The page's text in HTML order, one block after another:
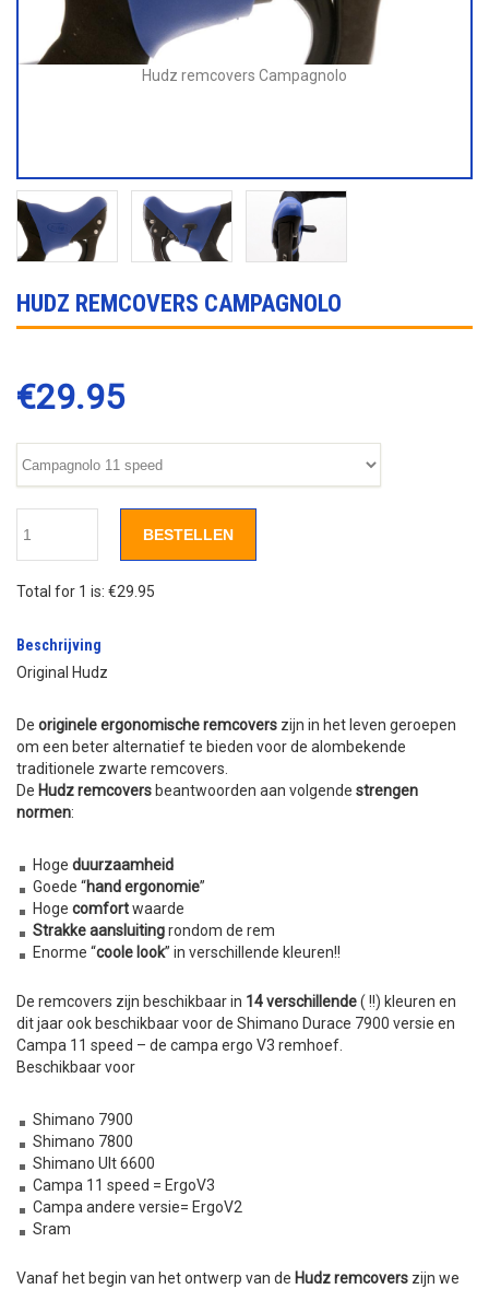
Hudz remcovers Campagnolo
HUDZ REMCOVERS CAMPAGNOLO
€29.95
BESTELLEN
Total for 1 is: €29.95
Beschrijving
Original Hudz
De originele ergonomische remcovers zijn in het leven geroepen
om een beter alternatief te bieden voor de alombekende
traditionele zwarte remcovers.
De Hudz remcovers beantwoorden aan volgende strengen
normen:
Hoge duurzaamheid
Goede “hand ergonomie”
Hoge comfortwaarde
Strakke aansluitingrondom de rem
Enorme “coole look” in verschillende kleuren!!
De remcovers zijn beschikbaar in 14 verschillende( !!) kleuren en
dit jaar ook beschikbaar voor de Shimano Durace 7900 versie en
Campa 11 speed – de campa ergo V3 remhoef.
Beschikbaar voor
Shimano 7900
Shimano 7800
Shimano Ult 6600
Campa 11 speed = ErgoV3
Campa andere versie= ErgoV2
Sram
Vanaf het begin van het ontwerp van de Hudz remcovers zijn we